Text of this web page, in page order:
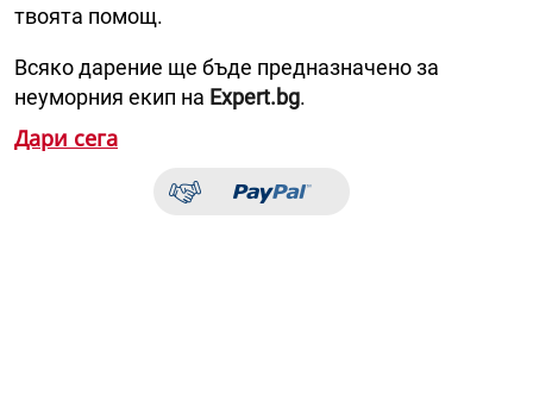
твоята помощ.
Всяко дарение ще бъде предназначено за
неуморния екип на Expert.bg.
Дари сега